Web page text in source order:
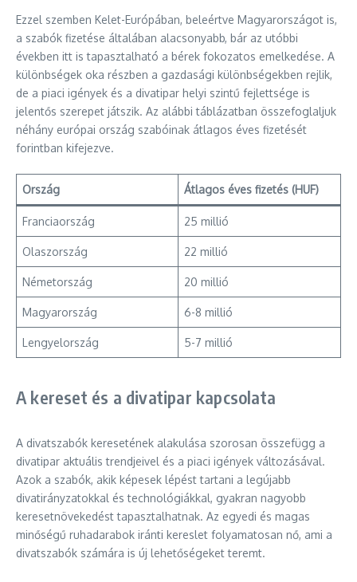
Ezzel szemben Kelet-Európában, beleértve Magyarországot is,
a szabók fizetése általában alacsonyabb, bár az utóbbi
években itt is tapasztalható a bérek fokozatos emelkedése. A
különbségek oka részben a gazdasági különbségekben rejlik,
de a piaci igények és a divatipar helyi szintű fejlettsége is
jelentős szerepet játszik. Az alábbi táblázatban összefoglaljuk
néhány európai ország szabóinak átlagos éves fizetését
forintban kifejezve.
Ország Átlagos éves fizetés (HUF)
Franciaország 25 millió
Olaszország 22 millió
Németország 20 millió
Magyarország 6-8 millió
Lengyelország 5-7 millió
A kereset és a divatipar kapcsolata
A divatszabók keresetének alakulása szorosan összefügg a
divatipar aktuális trendjeivel és a piaci igények változásával.
Azok a szabók, akik képesek lépést tartani a legújabb
divatirányzatokkal és technológiákkal, gyakran nagyobb
keresetnövekedést tapasztalhatnak. Az egyedi és magas
minőségű ruhadarabok iránti kereslet folyamatosan nő, ami a
divatszabók számára is új lehetőségeket teremt.